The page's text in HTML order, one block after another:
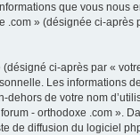
que vous
.com » (désignée ci-
ci-après par «
Les informations
de votre nom
- orthodoxe .com ».
de diffusion du logiciel